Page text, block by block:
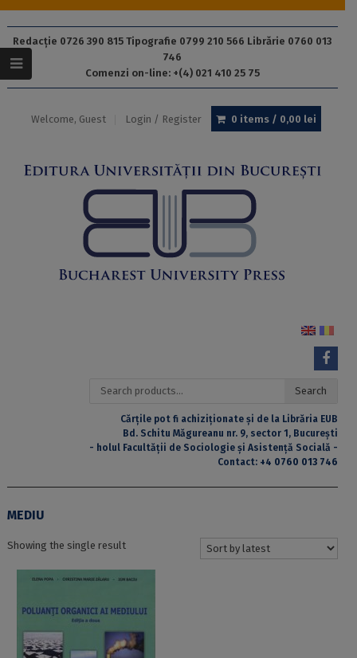
Redacție 0726 390 815 Tipografie 0799 210 566 Librărie 0760 013
746
Comenzi on-line: +(4) 021 410 25 75
Welcome, Guest Login / Register 0 items / 0,00 lei
Search
Search
Cărțile pot fi achiziționate și de la Librăria EUB
Bd. Schitu Măgureanu nr. 9, sector 1, București
- holul Facultății de Sociologie și Asistență Socială -
Contact: +4 0760 013 746
MEDIU
Showing the single result